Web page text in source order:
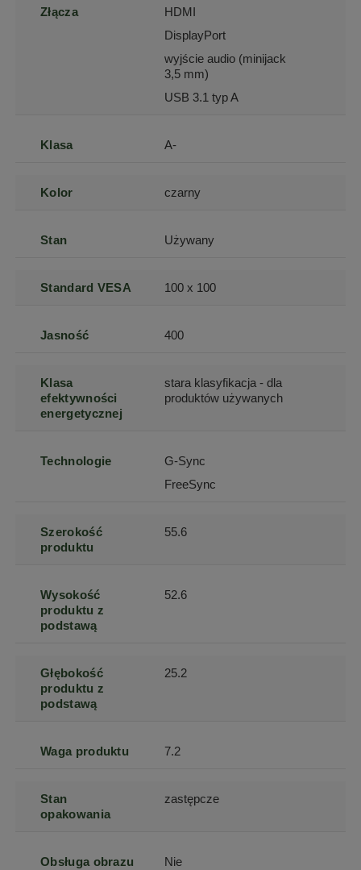
Złącza
HDMI
DisplayPort
wyjście audio (minijack
3,5 mm)
USB 3.1 typ A
Klasa A-
Kolor czarny
Stan Używany
Standard VESA 100 x 100
Jasność 400
Klasa
efektywności
energetycznej
stara klasyfikacja - dla
produktów używanych
Technologie
G-Sync
FreeSync
Szerokość
produktu
55.6
Wysokość
produktu z
podstawą
52.6
Głębokość
produktu z
podstawą
25.2
Waga produktu 7.2
Stan
opakowania
zastępcze
Obsługa obrazu
Nie